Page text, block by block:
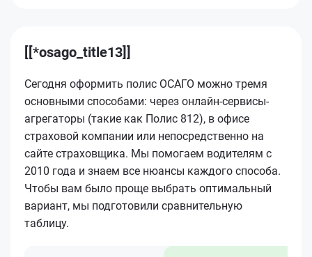
[[*osago_title13]]
Сегодня оформить полис ОСАГО можно тремя
основными способами: через онлайн-сервисы-
агрегаторы (такие как Полис 812), в офисе
страховой компании или непосредственно на
сайте страховщика. Мы помогаем водителям с
2010 года и знаем все нюансы каждого способа.
Чтобы вам было проще выбрать оптимальный
вариант, мы подготовили сравнительную
таблицу.